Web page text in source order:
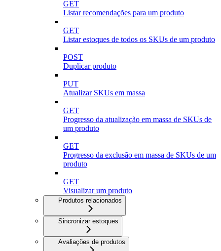
GET
Listar recomendações para um produto
GET
Listar estoques de todos os SKUs de um produto
POST
Duplicar produto
PUT
Atualizar SKUs em massa
GET
Progresso da atualização em massa de SKUs de
um produto
GET
Progresso da exclusão em massa de SKUs de um
produto
GET
Visualizar um produto
Produtos relacionados
Sincronizar estoques
Avaliações de produtos